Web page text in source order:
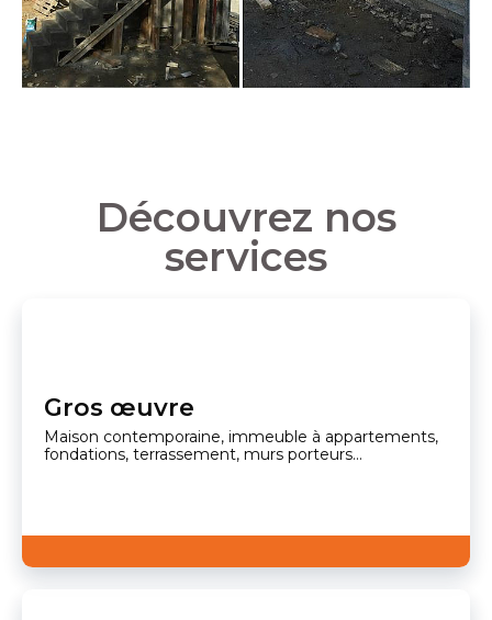
Découvrez nos
services
Gros œuvre
Maison contemporaine, immeuble à appartements,
fondations, terrassement, murs porteurs...